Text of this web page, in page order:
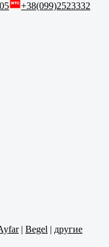
+38(099)2523332
| Begel | другие